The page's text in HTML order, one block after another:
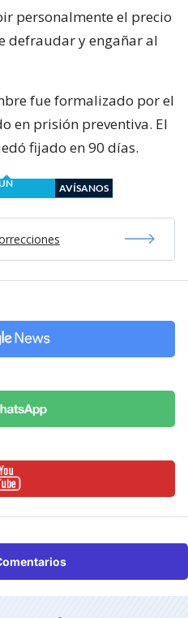
personalmente el precio
defraudar y engañar al
fue formalizado por el
en prisión preventiva. El
fijado en 90 días.
AVÍSANOS